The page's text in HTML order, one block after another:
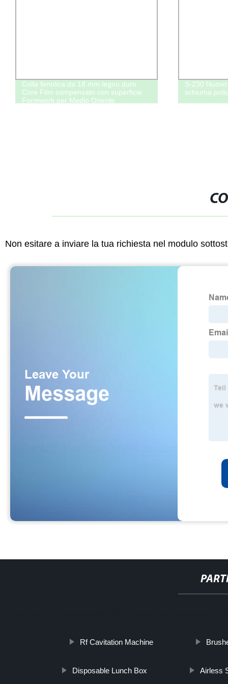
Colla fenolica da 18 mm legno duro
Core Film compensato con superficie
Formwork per Medio Oriente
S-230
schiuma
Non esitare a inviare la tua richiesta nel modulo
Rf Cavitation Machine
Disposable Lunch Box Airless